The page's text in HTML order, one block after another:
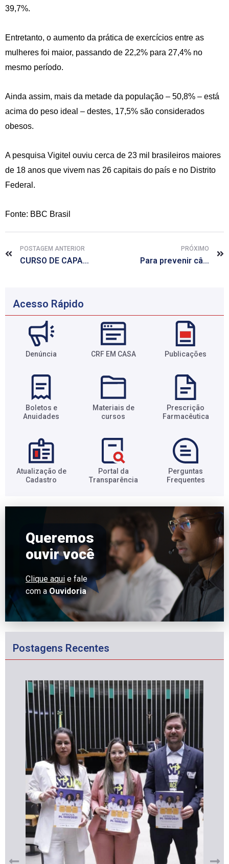
39,7%.
Entretanto, o aumento da prática de exercícios entre as
mulheres foi maior, passando de 22,2% para 27,4% no
mesmo período.
Ainda assim, mais da metade da população – 50,8% – está
acima do peso ideal – destes, 17,5% são considerados
obesos.
A pesquisa Vigitel ouviu cerca de 23 mil brasileiros maiores
de 18 anos que vivem nas 26 capitais do país e no Distrito
Federal.
Fonte: BBC Brasil
POSTAGEM ANTERIOR
CURSO DE CAPACITAÇÃO EM FARMÁCIA HOSPITALAR
PRÓXIMO
Para prevenir câncer de mama, mulheres devem evitar substâncias químicas
Acesso Rápido
Denúncia CRF EM CASA Publicações
Boletos e
Anuidades​
Materiais de
cursos​
Prescrição
Farmacêutica​
Atualização de
Cadastro​
Portal da
Transparência​
Perguntas
Frequentes​
Queremos
ouvir você
Clique aqui e fale
com aOuvidoria
Postagens Recentes